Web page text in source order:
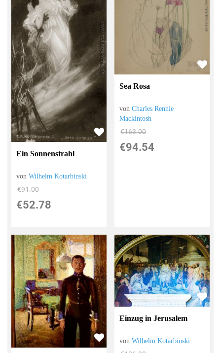
Ein Sonnenstrahl
vonWilhelm Kotarbinski
€91.00
€52.78
Sea Rosa
vonCharles Rennie
Mackintosh
€163.00
€94.54
Einzug in Jerusalem
vonWilhelm Kotarbinski